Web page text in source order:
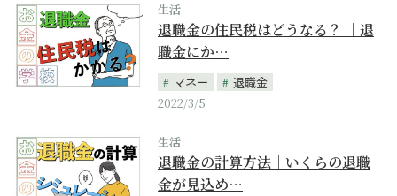
生活
退職金の住民税はどうなる？ ｜退
職金にか…
マネー
退職金
2022/3/5
生活
退職金の計算方法｜いくらの退職
金が見込め…